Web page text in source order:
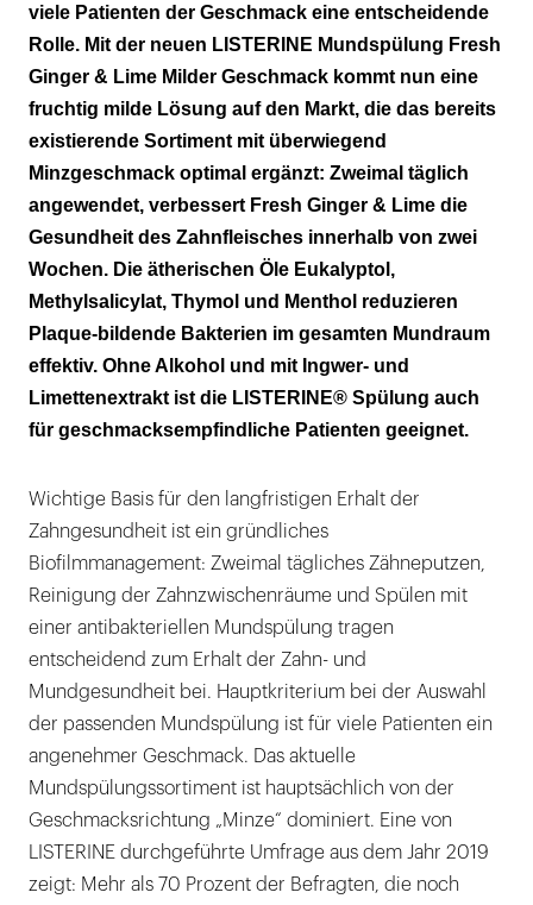
Zusatznutzen antibakterieller
Mundspülungen bestätigt
viele Patienten der Geschmack eine entscheidende
Rolle. Mit der neuen LISTERINE Mundspülung Fresh
Ginger & Lime Milder Geschmack kommt nun eine
fruchtig milde Lösung auf den Markt, die das bereits
existierende Sortiment mit überwiegend
Minzgeschmack optimal ergänzt: Zweimal täglich
angewendet, verbessert Fresh Ginger & Lime die
Gesundheit des Zahnfleisches innerhalb von zwei
Wochen. Die ätherischen Öle Eukalyptol,
Methylsalicylat, Thymol und Menthol reduzieren
Plaque-bildende Bakterien im gesamten Mundraum
effektiv. Ohne Alkohol und mit Ingwer- und
Limettenextrakt ist die LISTERINE® Spülung auch
für geschmacksempfindliche Patienten geeignet.
Wichtige Basis für den langfristigen Erhalt der
Zahngesundheit ist ein gründliches
Biofilmmanagement: Zweimal tägliches Zähneputzen,
Reinigung der Zahnzwischenräume und Spülen mit
einer antibakteriellen Mundspülung tragen
entscheidend zum Erhalt der Zahn- und
Mundgesundheit bei. Hauptkriterium bei der Auswahl
der passenden Mundspülung ist für viele Patienten ein
angenehmer Geschmack. Das aktuelle
Mundspülungssortiment ist hauptsächlich von der
Geschmacksrichtung „Minze“ dominiert. Eine von
LISTERINE durchgeführte Umfrage aus dem Jahr 2019
zeigt: Mehr als 70 Prozent der Befragten, die noch